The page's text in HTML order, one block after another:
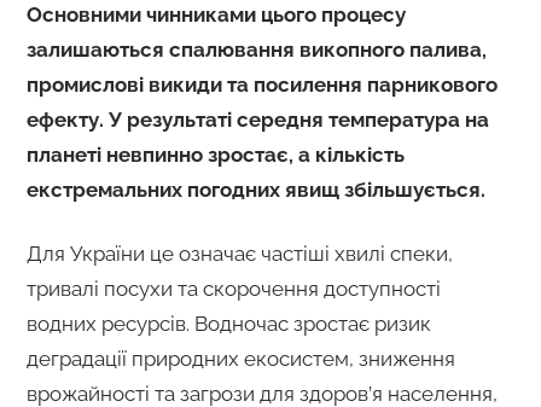
Основними чинниками цього процесу
залишаються спалювання викопного палива,
промислові викиди та посилення парникового
ефекту. У результаті середня температура на
планеті невпинно зростає, а кількість
екстремальних погодних явищ збільшується.
Для України це означає частіші хвилі спеки,
тривалі посухи та скорочення доступності
водних ресурсів. Водночас зростає ризик
деградації природних екосистем, зниження
врожайності та загрози для здоров’я населення,